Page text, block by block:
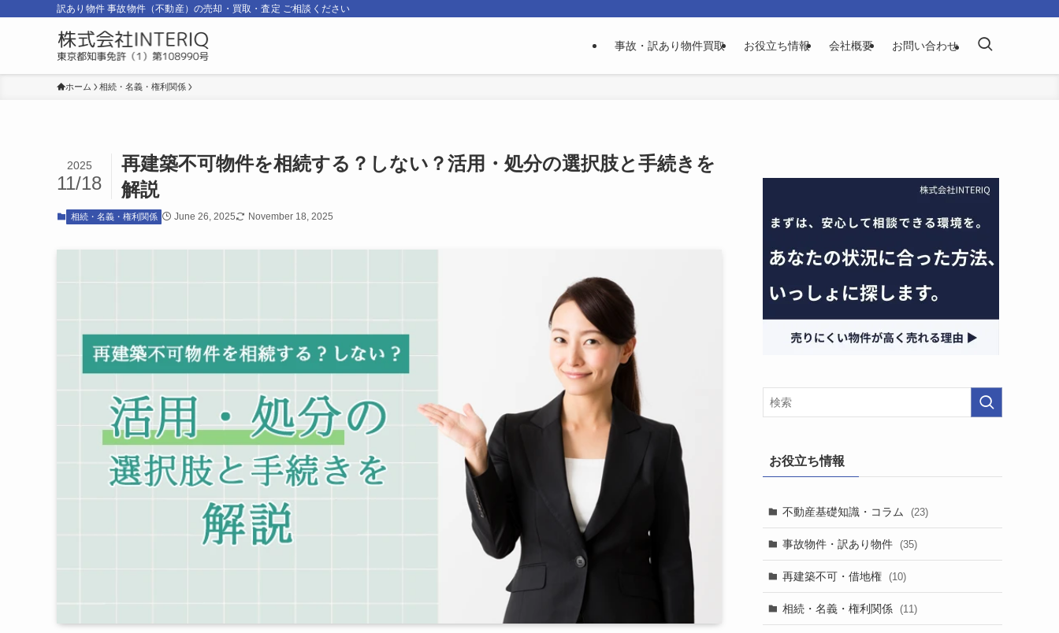
訳あり物件 事故物件（不動産）の売却・買取・査定 ご相談ください
事故・訳あり物件買取 お役立ち情報 会社概要 お問い合わせ
ホーム 相続・名義・権利関係
再建築不可物件を相続する？しない？活用・処分の選択肢と手続きを
解説
2025
11/18
相続・名義・権利関係 June 26, 2025 November 18, 2025
お役立ち情報
不動産基礎知識・コラム (23)
事故物件・訳あり物件 (35)
再建築不可・借地権 (10)
相続・名義・権利関係 (11)